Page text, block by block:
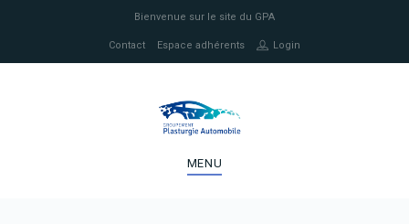
Bienvenue sur le site du GPA
Contact Espace adhérents Login
MENU